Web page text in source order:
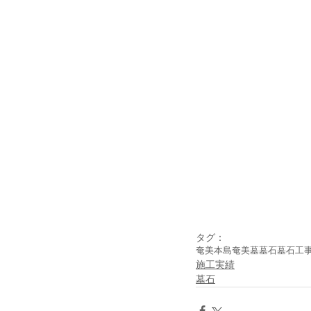
タグ：
奄美本島奄美墓墓石墓石工
施工実績
墓石